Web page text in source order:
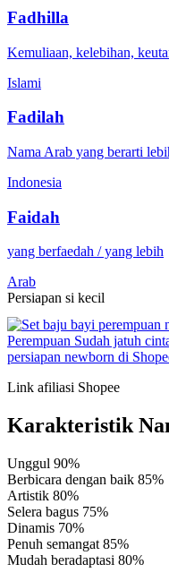
Fadhilla
Kemuliaan, kelebihan,
Islami
Fadilah
Nama Arab yang berarti
Indonesia
Faidah
yang berfaedah / yang lebih
Arab
Persiapan si kecil
Perempuan Sudah jatuh
persiapan newborn di
Link afiliasi Shopee
Karakteristik
Unggul 90%
Berbicara dengan baik 85%
Artistik 80%
Selera bagus 75%
Dinamis 70%
Penuh semangat 85%
Mudah beradaptasi 80%